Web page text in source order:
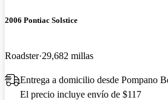
2006 Pontiac Solstice
Roadster 29,682 millas
Entrega a domicilio desde Pompano
El precio incluye envío de $117